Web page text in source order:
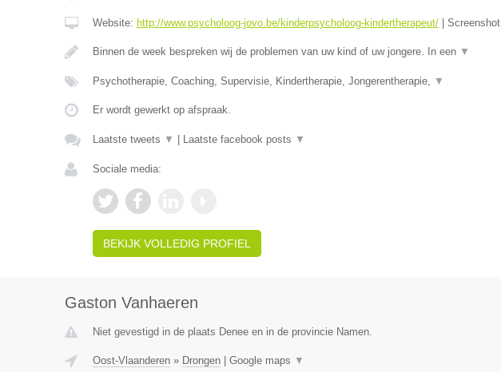
Website: http://www.psycholoog-jovo.be/kinderpsycholoog-kindertherapeut/| Screenshot
Binnen de week bespreken wij de problemen van uw kind of uw jongere. In een ▼
Psychotherapie, Coaching, Supervisie, Kindertherapie, Jongerentherapie, ▼
Er wordt gewerkt op afspraak.
Laatste tweets ▼ Laatste facebook posts ▼
Sociale media:
BEKIJK VOLLEDIG PROFIEL
Gaston Vanhaeren
Niet gevestigd in de plaats Denee en in de provincie Namen.
Oost-Vlaanderen» Drongen| Google maps ▼